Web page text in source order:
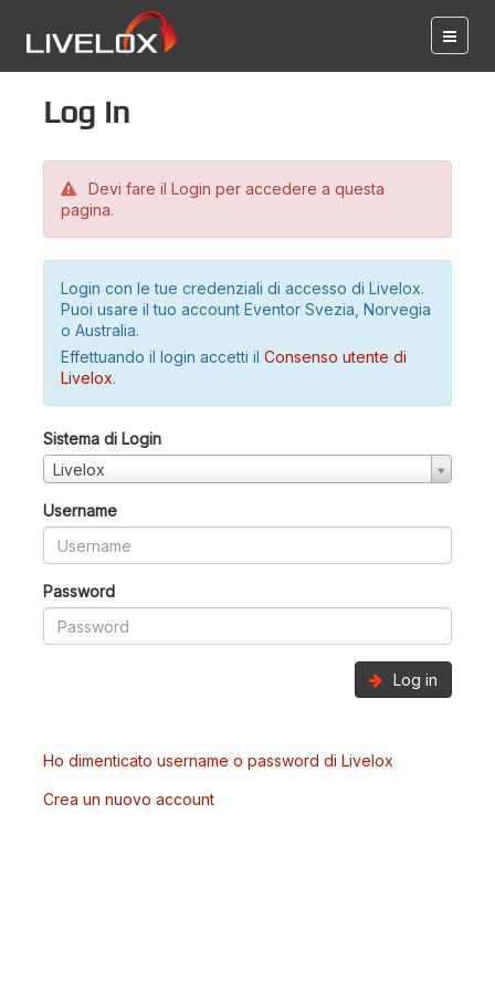
Log in
Devi fare il Login per accedere a questa
pagina.
Login con le tue credenziali di accesso di Livelox.
Puoi usare il tuo account Eventor Svezia, Norvegia
o Australia.
Effettuando il login accetti il Consenso utente di
Livelox.
Sistema di Login
Livelox
Username
Password
Log in
Ho dimenticato username o password di Livelox
Crea un nuovo account